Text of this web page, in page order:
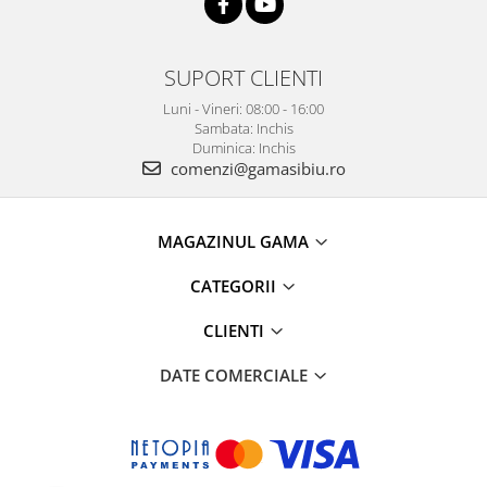
SUPORT CLIENTI
Luni - Vineri: 08:00 - 16:00
Sambata: Inchis
Duminica: Inchis
comenzi@gamasibiu.ro
MAGAZINUL GAMA
CATEGORII
CLIENTI
DATE COMERCIALE